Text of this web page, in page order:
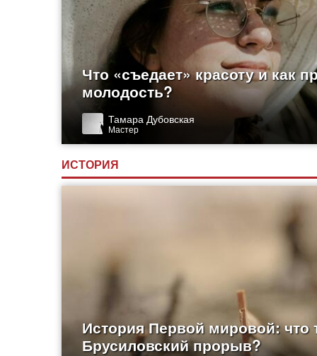
Что «съедает» красоту и как
молодость?
Тамара Дубовская
Мастер
ИСТОРИЯ
История Первой мировой: что
Брусиловский прорыв?